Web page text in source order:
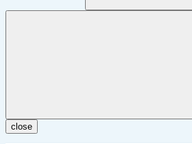
close